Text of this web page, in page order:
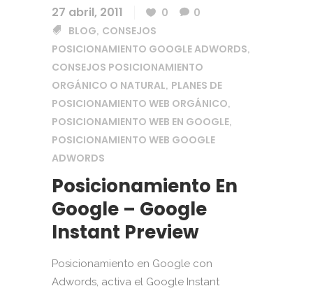
27 abril, 2011 0
0
BLOG, CONSEJOS
POSICIONAMIENTO GOOGLE ADWORDS,
CONSEJOS POSICIONAMIENTO
ORGÁNICO O NATURAL, PLANES DE
POSICIONAMIENTO WEB ORGÁNICO,
POSICIONAMIENTO WEB EN GOOGLE,
POSICIONAMIENTO WEB GOOGLE
ADWORDS
Posicionamiento En
Google – Google
Instant Preview
Posicionamiento en Google con
Adwords, activa el Google Instant